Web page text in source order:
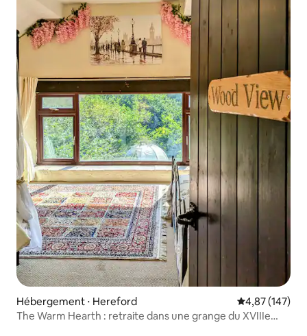
Hébergement ⋅ Hereford Évaluation
4,87 (147)
The Warm Hearth : retraite dans une grange du XVIIIe